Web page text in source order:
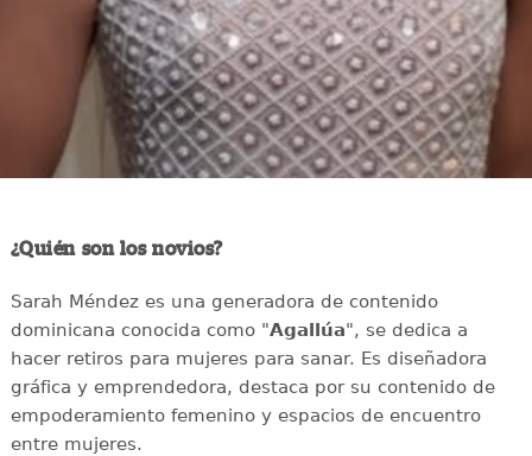
¿Quién son los novios?
Sarah Méndez es una generadora de contenido
dominicana conocida como "Agallúa", se dedica a
hacer retiros para mujeres para sanar. Es diseñadora
gráfica y emprendedora, destaca por su contenido de
empoderamiento femenino y espacios de encuentro
entre mujeres.